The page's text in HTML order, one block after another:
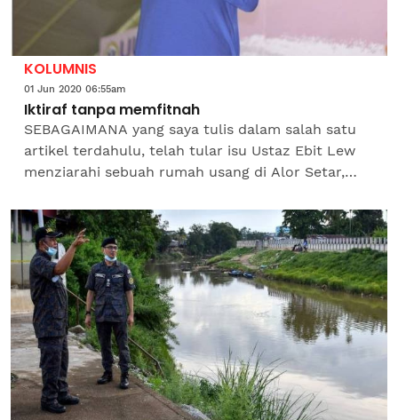
KOLUMNIS
01 Jun 2020 06:55am
Iktiraf tanpa memfitnah
SEBAGAIMANA yang saya tulis dalam salah satu
artikel terdahulu, telah tular isu Ustaz Ebit Lew
menziarahi sebuah rumah usang di Alor Setar,
juga...